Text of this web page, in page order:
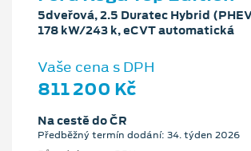
5dveřová, 2.5 Duratec Hybrid
178 kW/243 k, eCVT automatická
Vaše cena s DPH
811 200 Kč
Na cestě do ČR
Předběžný termín dodání: 34. týden 2026